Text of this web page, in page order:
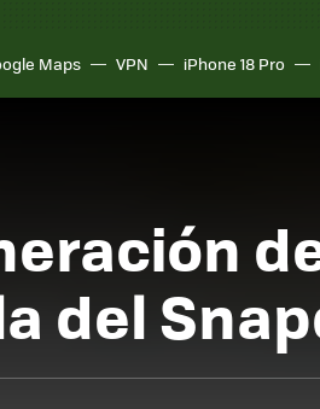
Maps VPN iPhone 18 Pro
del